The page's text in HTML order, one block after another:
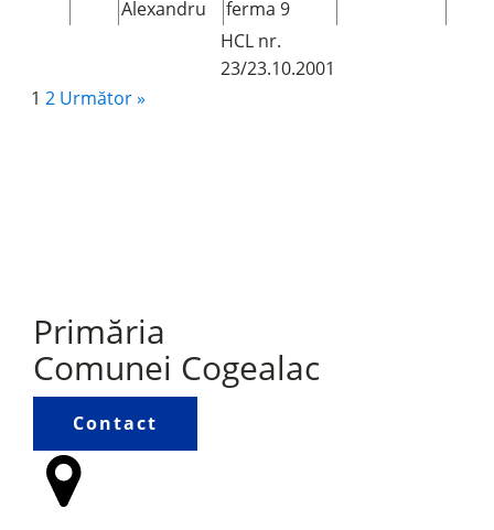
Alexandru
ferma 9
HCL nr.
23/23.10.2001
1 2 Următor »
Primăria
Comunei Cogealac
Contact